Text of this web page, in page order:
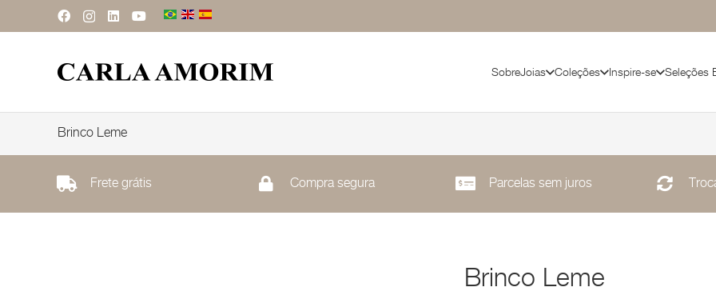
SobreJoias Coleções Inspire-se Seleções
Brinco Leme
Frete grátis Compra segura Parcelas sem juros
Brinco Leme